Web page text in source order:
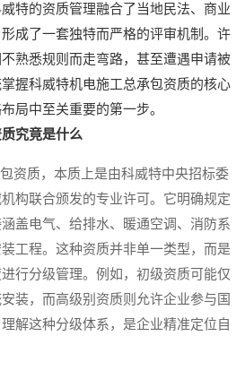
特的资质管理融合了当地民法、商业
成了一套独特而严格的评审机制。许
熟悉规则而走弯路，甚至遭遇申请被
握科威特机电施工总承包资质的核心
局中至关重要的第一步。
究竟是什么
质，本质上是由科威特中央招标委
构联合颁发的专业许可。它明确规定
盖电气、给排水、暖通空调、消防系
工程。这种资质并非单一类型，而是
行分级管理。例如，初级资质可能仅
装，而高级别资质则允许企业参与国
解这种分级体系，是企业精准定位自